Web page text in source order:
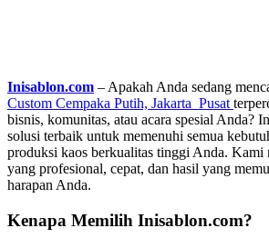
Inisablon.com – Apakah Anda sedang
Custom Cempaka Putih, Jakarta Pusat
bisnis, komunitas, atau acara spesial Anda?
solusi terbaik untuk memenuhi semua
produksi kaos berkualitas tinggi Anda. Kami
yang profesional, cepat, dan hasil yang
harapan Anda.
Kenapa Memilih Inisablon.com?